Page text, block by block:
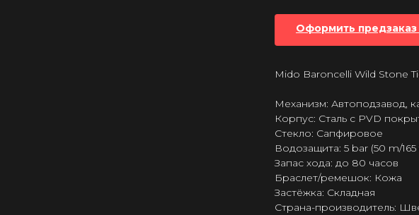
Оформить
Mido Baroncelli Wild Stone
Механизм: Автоподзавод,
Корпус: Сталь с PVD
Стекло: Сапфировое
Водозащита: 5 bar (50 m/165
Запас хода: до 80 часов
Браслет/ремешок: Кожа
Застёжка: Складная
Страна-производитель: